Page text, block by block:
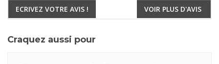
ECRIVEZ VOTRE AVIS ! VOIR PLUS D'AVIS
Craquez aussi pour